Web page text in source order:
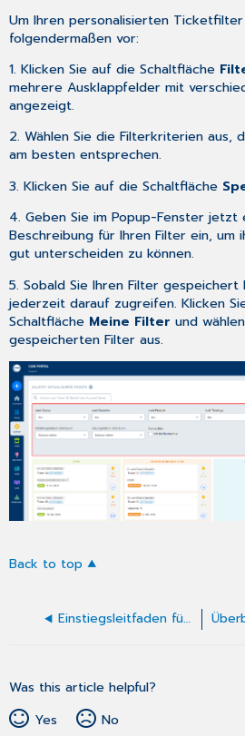
Um Ihren personalisierten
folgendermaßen vor:
1. Klicken Sie auf die Schaltfläche
mehrere Ausklappfelder mit
angezeigt.
2. Wählen Sie die Filterkriterien aus,
am besten entsprechen.
3. Klicken Sie auf die Schaltfläche
4. Geben Sie im Popup-Fenster jetzt
Beschreibung für Ihren Filter ein, um
gut unterscheiden zu können.
5. Sobald Sie Ihren Filter gespeichert
jederzeit darauf zugreifen. Klicken
Schaltfläche Meine Filter und
gespeicherten Filter aus.
Back to top
Einstiegsleitfaden für Admin-Benutzer
Was this article helpful?
Yes
No